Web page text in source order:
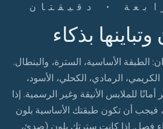
· دقيقتان
بذكاء
الطبقة الأساسية، السترة، والبنطال.
الكريمي، الرمادي، الكحلي، الأسود،
أمانًا للملابس الأنيقة وغير الرسمية. إذا
فيجب أن تكون طبقتك الأساسية بلون
فصل. إذا كانت سترتك بلون (صدئ،